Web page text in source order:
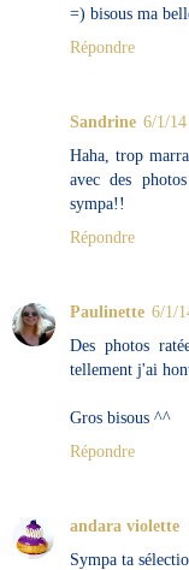
=) bisous ma
Répondre
Sandrine 6/1/
Haha, trop
avec des
sympa!!
Répondre
Paulinette 6/1/
Des photos
tellement j'ai
Gros bisous ^^
Répondre
andara violette
Sympa ta